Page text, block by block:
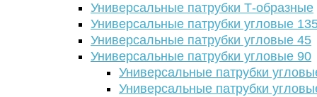
Универсальные патрубки Т-образные
Универсальные патрубки угловые
Универсальные патрубки угловые 45
Универсальные патрубки угловые 90
Универсальные патрубки
Универсальные патрубки